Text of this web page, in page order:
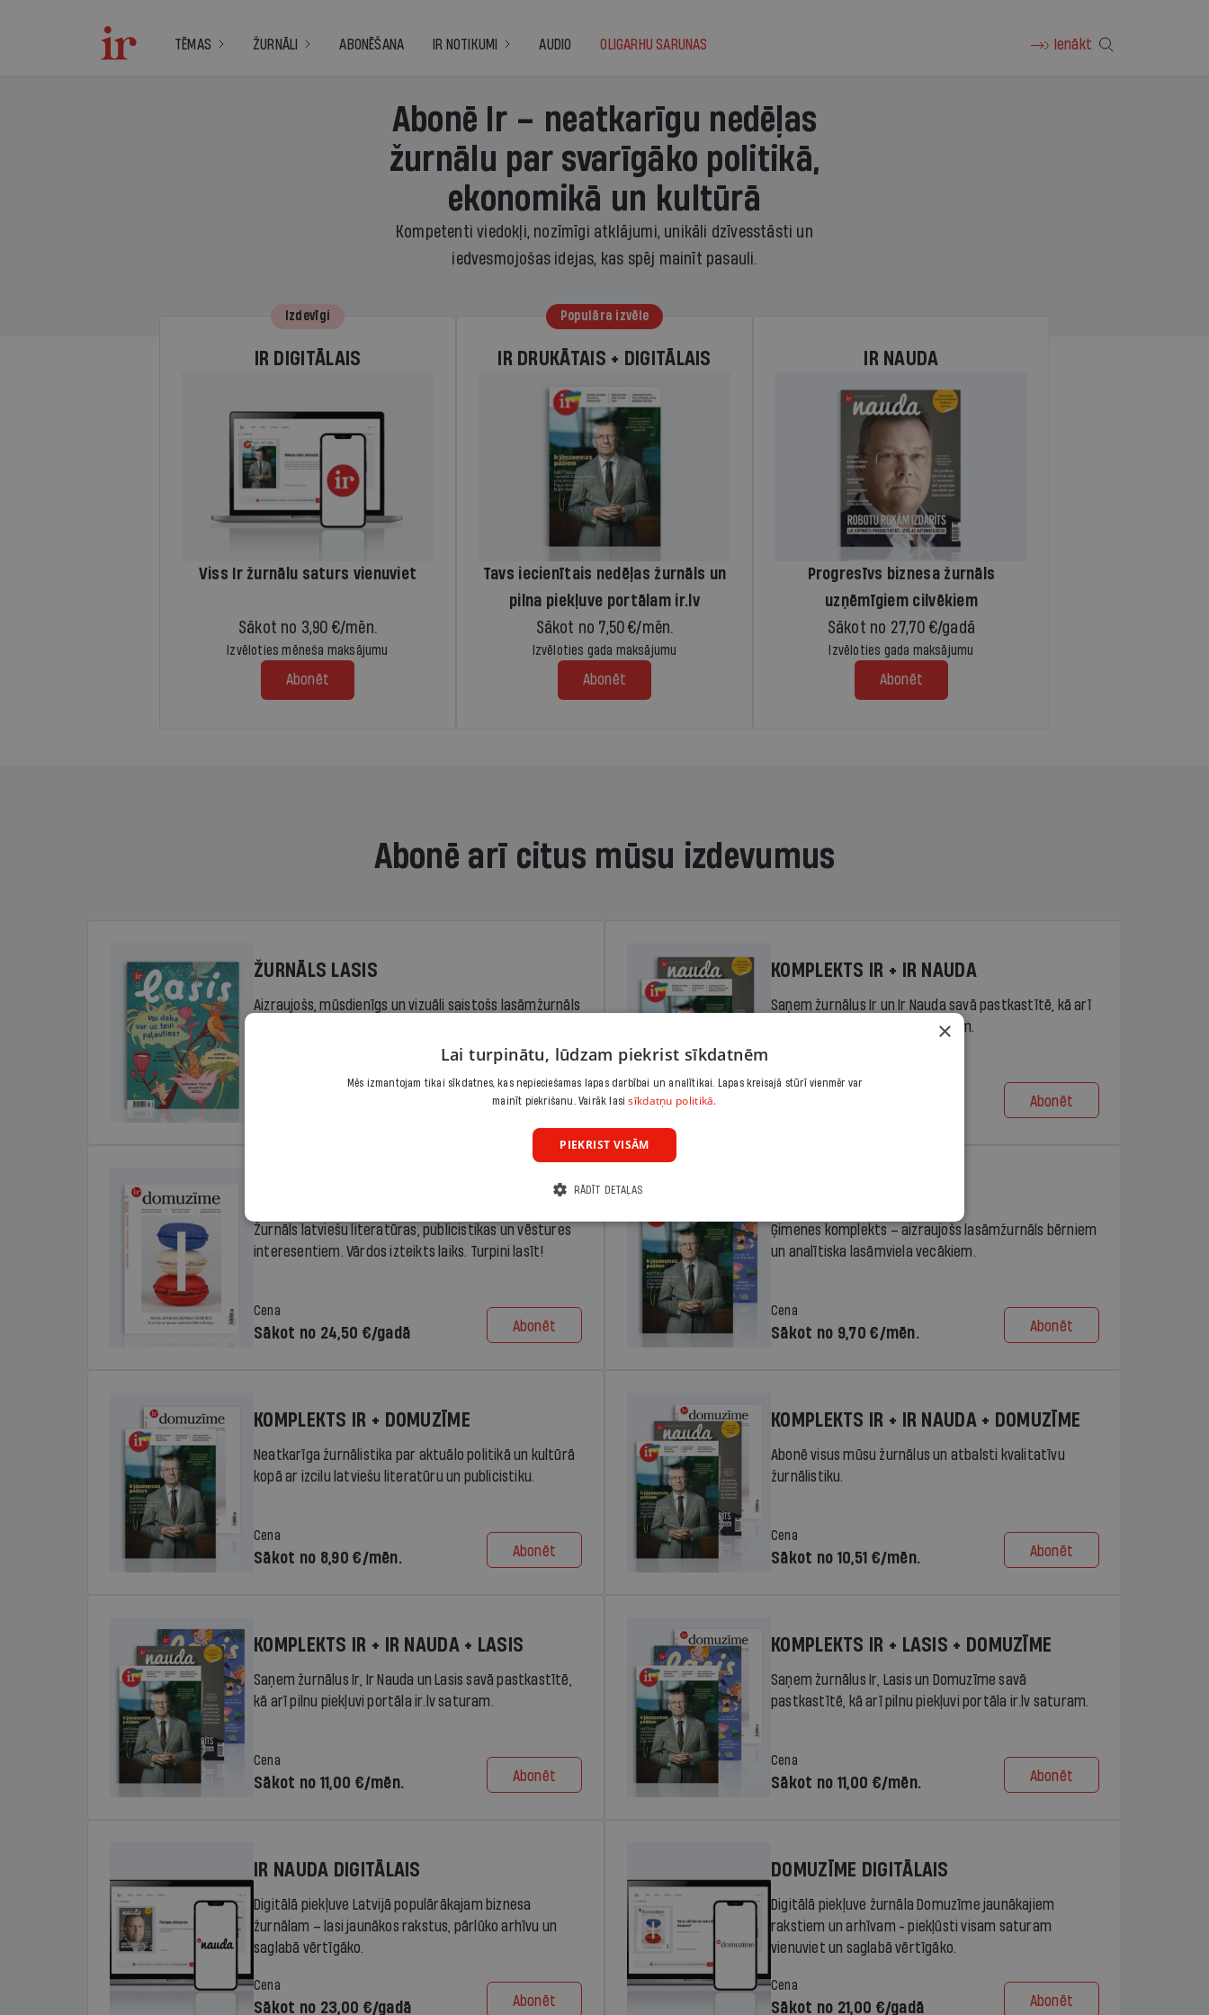
TĒMAS ŽURNĀLI ABONĒŠANA IR NOTIKUMI AUDIO OLIGARHU SARUNAS Ienākt
Abonē Ir – neatkarīgu nedēļas
žurnālu par svarīgāko politikā,
ekonomikā un kultūrā
Kompetenti viedokļi, nozīmīgi atklājumi, unikāli dzīvesstāsti un
iedvesmojošas idejas, kas spēj mainīt pasauli.
Izdevīgi
IR DIGITĀLAIS
Viss Ir žurnālu saturs vienuviet
Sākot no 3,90 €/mēn.
Izvēloties mēneša maksājumu
Abonēt
Populāra izvēle
IR DRUKĀTAIS + DIGITĀLAIS
Tavs iecienītais nedēļas žurnāls un
pilna piekļuve portālam ir.lv
Sākot no 7,50 €/mēn.
Izvēloties gada maksājumu
Abonēt
IR NAUDA
Progresīvs biznesa žurnāls
uzņēmīgiem cilvēkiem
Sākot no 27,70 €/gadā
Izvēloties gada maksājumu
Abonēt
Abonē arī citus mūsu izdevumus
ŽURNĀLS LASIS
Aizraujošs, mūsdienīgs un vizuāli saistošs lasāmžurnāls
Abonēt
KOMPLEKTS IR + IR NAUDA
Saņem žurnālus Ir un Ir Nauda savā pastkastītē, kā arī
pilnu piekļuvi portāla ir.lv saturam.
Cena
Abonēt
Žurnāls latviešu literatūras, publicistikas un vēstures
interesentiem. Vārdos izteikts laiks. Turpini lasīt!
Cena
Sākot no 24,50 €/gadā Abonēt
Ģimenes komplekts – aizraujošs lasāmžurnāls bērniem
un analītiska lasāmviela vecākiem.
Cena
Sākot no 9,70 €/mēn. Abonēt
KOMPLEKTS IR + DOMUZĪME
Neatkarīga žurnālistika par aktuālo politikā un kultūrā
kopā ar izcilu latviešu literatūru un publicistiku.
Cena
Sākot no 8,90 €/mēn. Abonēt
KOMPLEKTS IR + IR NAUDA + DOMUZĪME
Abonē visus mūsu žurnālus un atbalsti kvalitatīvu
žurnālistiku.
Cena
Sākot no 10,51 €/mēn. Abonēt
KOMPLEKTS IR + IR NAUDA + LASIS
Saņem žurnālus Ir, Ir Nauda un Lasis savā pastkastītē,
kā arī pilnu piekļuvi portāla ir.lv saturam.
Cena
Sākot no 11,00 €/mēn. Abonēt
KOMPLEKTS IR + LASIS + DOMUZĪME
Saņem žurnālus Ir, Lasis un Domuzīme savā
pastkastītē, kā arī pilnu piekļuvi portāla ir.lv saturam.
Cena
Sākot no 11,00 €/mēn. Abonēt
IR NAUDA DIGITĀLAIS
Digitālā piekļuve Latvijā populārākajam biznesa
žurnālam – lasi jaunākos rakstus, pārlūko arhīvu un
saglabā vērtīgāko.
Cena
Sākot no 23,00 €/gadā Abonēt
DOMUZĪME DIGITĀLAIS
Digitālā piekļuve žurnāla Domuzīme jaunākajiem
rakstiem un arhīvam - piekļūsti visam saturam
vienuviet un saglabā vērtīgāko.
Cena
Sākot no 21,00 €/gadā Abonēt
×
Lai turpinātu, lūdzam piekrist sīkdatnēm
Mēs izmantojam tikai sīkdatnes, kas nepieciešamas lapas darbībai un analītikai. Lapas kreisajā stūrī vienmēr var
mainīt piekrišanu. Vairāk lasisīkdatņu politikā.
PIEKRIST VISĀM
RĀDĪT DETAĻAS